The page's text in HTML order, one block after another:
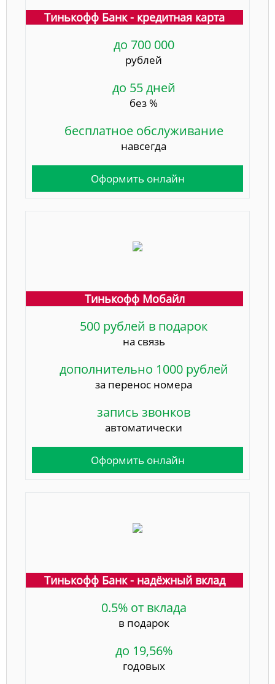
Тинькофф Банк - кредитная карта
до 700 000
рублей
до 55 дней
без %
бесплатное обслуживание
навсегда
Оформить онлайн
Тинькофф Мобайл
500 рублей в подарок
на связь
дополнительно 1000 рублей
за перенос номера
запись звонков
автоматически
Оформить онлайн
Тинькофф Банк - надёжный вклад
0.5% от вклада
в подарок
до 19,56%
годовых